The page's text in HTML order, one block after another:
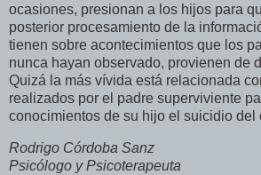
ocasiones, presionan a los hijos para
posterior procesamiento de la
tienen sobre acontecimientos que los
nunca hayan observado, provienen de
Quizá la más vívida está relacionada
realizados por el padre superviviente
conocimientos de su hijo el suicidio del
Rodrigo Córdoba Sanz
Psicólogo y Psicoterapeuta